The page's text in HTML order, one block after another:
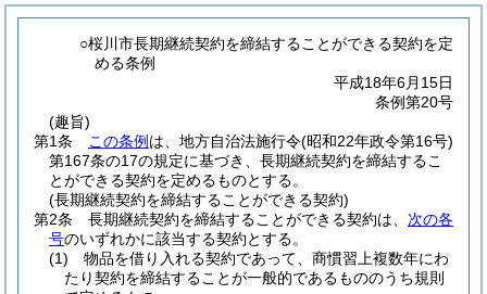
○桜川市長期継続契約を締結することができる契約を定
める条例
平成18年6月15日
条例第20号
(趣旨)
第1条
この条例 は、地方自治法施行令(昭和22年政令第16号)
第167条の17の規定に基づき、長期継続契約を締結するこ
とができる契約を定めるものとする。
(長期継続契約を締結することができる契約)
第2条
長期継続契約を締結することができる契約は、 次の各
号のいずれかに該当する契約とする。
(1)
物品を借り入れる契約であって、商慣習上複数年にわ
たり契約を締結することが一般的であるもののうち規則